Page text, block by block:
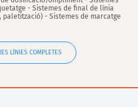
- Sistemes de final de línia
- Sistemes de marcatge
LÍNIES COMPLETES